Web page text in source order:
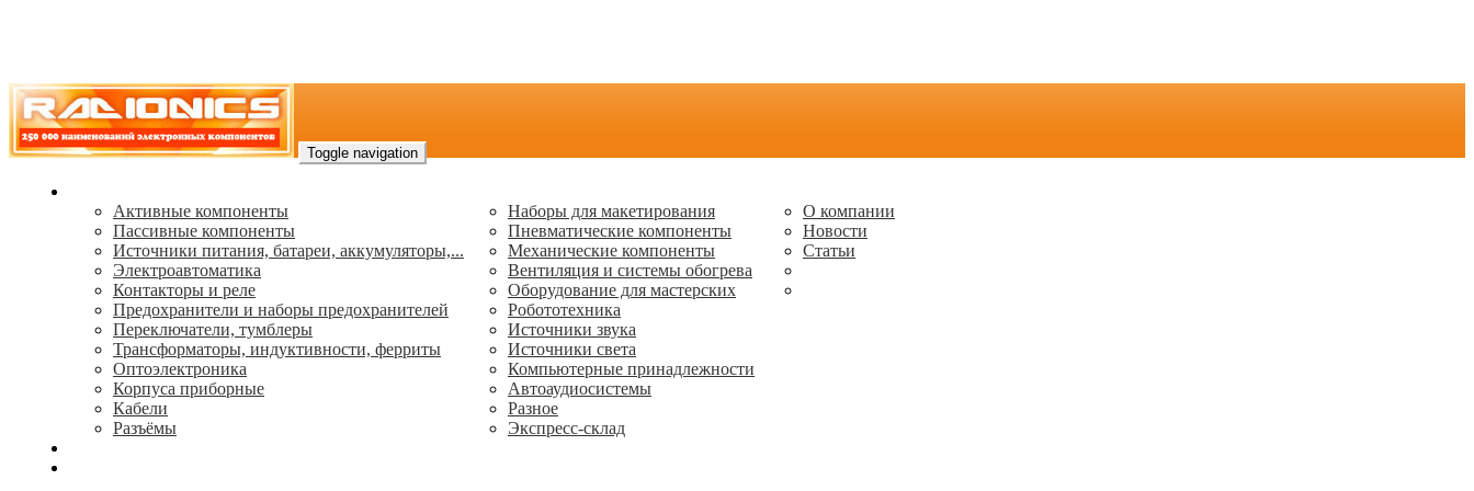
Toggle navigation
Активные компоненты
Пассивные компоненты
Источники питания, батареи, аккумуляторы,...
Электроавтоматика
Контакторы и реле
Предохранители и наборы предохранителей
Переключатели, тумблеры
Трансформаторы, индуктивности, ферриты
Oптоэлектроника
Корпуса приборные
Кабели
Разъёмы
Наборы для макетирования
Пневматические компоненты
Механические компоненты
Вентиляция и системы обогрева
Оборудование для мастерских
Робототехника
Источники звука
Источники света
Компьютерные принадлежности
Автоаудиосистемы
Разное
Экспресс-склад
О компании
Новости
Статьи